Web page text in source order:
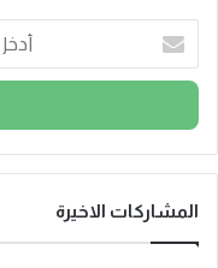
خ
ب
ر
د
المشاركات الاخيرة